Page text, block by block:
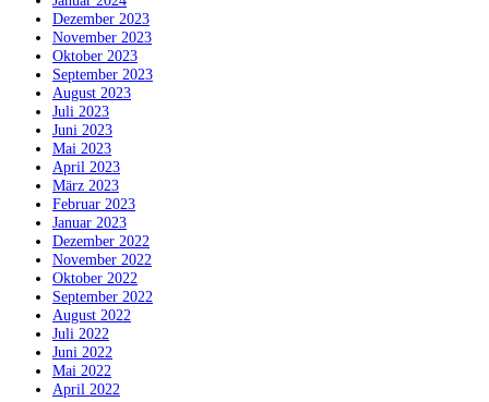
Dezember 2023
November 2023
Oktober 2023
September 2023
August 2023
Juli 2023
Juni 2023
Mai 2023
April 2023
März 2023
Februar 2023
Januar 2023
Dezember 2022
November 2022
Oktober 2022
September 2022
August 2022
Juli 2022
Juni 2022
Mai 2022
April 2022